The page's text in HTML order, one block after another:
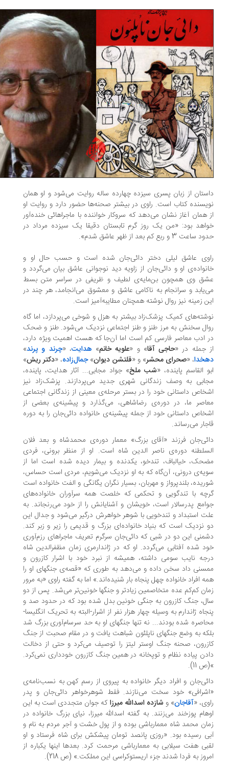
از زبان پسری‌ سیزده‌ چهارده‌ ساله روایت می‌شود و او همان
کتاب است. راوی در بیشتر صحنه‌ها حضور دارد و روایت او
همان آغاز نشان می‌دهد‌ که‌ سروکار‌ خواننده با ماجراهائی خنده‌آور
بود: «من یک‌ روز‌ گرم تابستان دقیقا یک سیزده مرداد در
3 و ربع کم بعد از ظهر عاشق شدم».
عاشق لیلی‌ دختر‌ دائی‌جان‌ شده است و حسب حال او و
او و دائی‌جان از زاویه‌ دید نوجوانی عاشق بیان می‌گردد و
وی همچون بن‌مایه‌ی لطیف و ظریفی در سراسر متن بسط
و سرانجام به‌ ناکامی‌ عاشق‌ و معشوق می‌انجامد، هر چند در
زمینه نیز روال نوشته همچنان‌ مطایبه‌آمیز‌ است.
کمیک پزشک‌زاد بیشتر به هزل و شوخی می‌پردازد، اما گاه
سخنش به مرز طنز‌ و طنز‌ اجتماعی‌ نزدیک می‌شود. طنز و ضحک
ادب معاصر فارسی کم است اما آن‌جا‌ که‌ هست‌ اهمیت ویژه دارد،
جمله در «حاجی آقا» و «علویه خانم»هدایت، «چرند و پرند »
، «صحرای‌ محشر‌ » و «قلتشن دیوان»جمال‌زاده، «دکتر ریش»
القاسم پاینده، «شب ملخ» جواد مجابی... آثار هدایت‌، پاینده‌،
به وصف زندگانی شهری جدید می‌پردازند. پزشک‌زاد نیز
داستانی خود را‌ در‌ بستر‌ مرحله‌ی معینی از زندگانی اجتماعی
ما، در دوره‌ی رضاشاهی، می‌گذارد و پیشینه‌ی بعضی از‌
داستانی خود از جمله پیشینه‌ی خانواده دائی‌جان را به دوره
می‌رساند.
فرزند‌ «آقای‌ بزرگ» معمار دوره‌ی محمدشاه و بعد فلان
دوره‌ی ناصر الدین شاه است. او از منظر‌ برونی‌، فردی
خیالباف، تندخو، یکدنده و بیمار دیده شده است اما از
درونی‌، آن‌گاه‌ که به او نزدیک می‌شویم، مردی است حساس،
بلندپرواز و مهربان، بسیار نگران یگانگی و الفت‌ خانواده‌ است‌
با تندگویی و تحکمی که خلصت همه سرآوران خانواده‌های
پدرسالار است‌، خویشان‌ و آشنایانش را از خود می‌رنجاند. به
استبداد و تندخویی با شوهر خواهرش درگیر می‌شود و جدال این‌
نزدیک است که بنیاد خانواده‌ای بزرگ و قدیمی را زیر و زبر کند.
این‌ دو در شبی که دائی‌جان سرگرم تعریف‌ ماجراهای‌ رزم‌آوری‌
شده آفتابی می‌گردد. او که در‌ ژاندارمری‌ زمان مظفرالدین شاه
نایب سومی داشته، همیشه از نبرد خود با‌ اشرار‌ کازرون و
داد سخن داده‌ و می‌دهد‌ به طوری‌ که‌ «قصه‌ی‌ جنگهای او را
افراد خانواده‌ چهل‌ پنجاه بار شنیده‌اند.» اما به گفته راوی «به مرور
کم‌کم عده‌ متخاصمین‌ زیادتر و جنگها خونین‌تر می‌شد. پس از‌ دو
جنگ کازرون‌ به‌ جنگی خونین بدل شده بود‌ که‌ در حدود صد و
ژاندارم به وسیله چهار هزار نفر از اشرار-البته‌ به‌ تحریک انگلیسا-
شده بودند‌... نه‌ تنها‌ جنگهای او به‌ حد‌ سرسام‌آوری بزرگ شد
به‌ وضع جنگهای ناپلئون شباهت یافت و در مقام صحبت از جنگ
صحنه جنگ اوستر‌ لیتز‌ را توصیف می‌کرد و حتی از دخالت‌
پیاده نظام‌ و توپخانه‌ در‌ همین جنگ کازرون خودداری‌ نمی‌کرد.
و افراد دیگر خانواده به پیروی از رسم کهن به نسب‌نامه‌ی
خود‌ سخت‌ می‌نازند. فقط شوهرخواهر دائی‌جان و پدر
آقاجان‌» وشازده‌ اسدالله میرزاکه جوان‌ متجددی‌ است به این
پوزخند می‌زنند. به گفته اسدالله میرزا، نیای بزرگ خانواده در
محمد‌ شاه‌ معمارباشی بوده و از پول خشت و آجر مردم‌ به‌ نام‌ و
رسیده‌ بود‌. «روزی پانصد تومان پیشکش برای شاه فرستاد و او
هفت سیلابی به معمارباشی مرحمت کرد. بعدها اینها یکباره از
به فردا شدند جزء اریستوکراسی این مملکت‌.» (ص 218).